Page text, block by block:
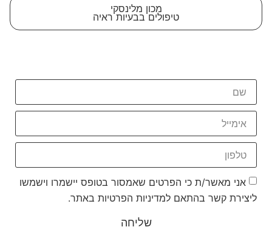
מכון מלינסקי
טיפולים בבעיות ראיה
אני מאשר/ת כי הפרטים שאמסור בטופס יישמרו וישמשו
ליצירת קשר בהתאם למדיניות הפרטיות באתר.
שליחה